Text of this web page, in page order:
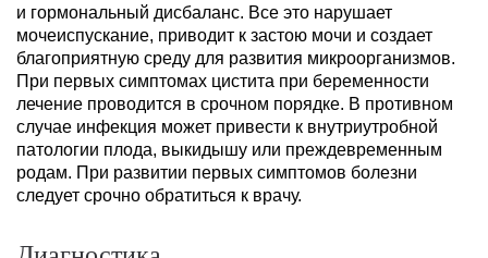
и гормональный дисбаланс. Все это нарушает
мочеиспускание, приводит к застою мочи и создает
благоприятную среду для развития микроорганизмов.
При первых симптомах цистита при беременности
лечение проводится в срочном порядке. В противном
случае инфекция может привести к внутриутробной
патологии плода, выкидышу или преждевременным
родам. При развитии первых симптомов болезни
следует срочно обратиться к врачу.